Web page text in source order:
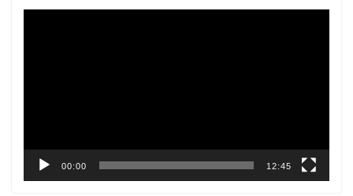
00:00 12:45